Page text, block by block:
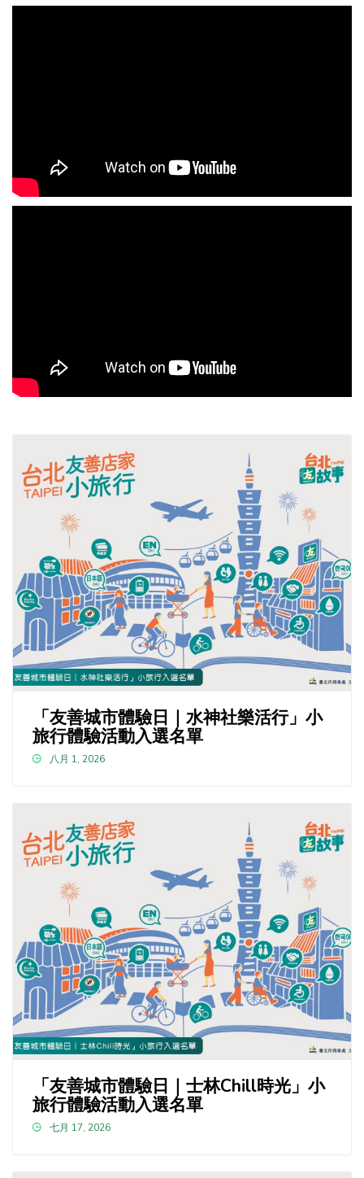
「友善城市體驗日｜水神社樂活行」小
旅行體驗活動入選名單
八月 1, 2026
「友善城市體驗日｜士林Chill時光」小
旅行體驗活動入選名單
七月 17, 2026